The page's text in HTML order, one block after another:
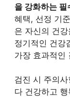
을 강화하는
혜택, 선정 기
은 자신의 건
정기적인 건강
가장 효과적인
검진 시 주의
다 건강하고